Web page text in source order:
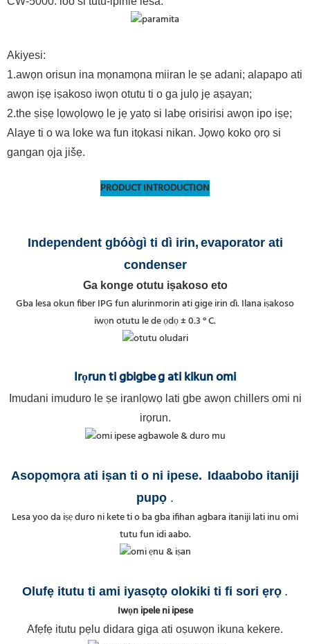
Akiyesi:
1.awọn orisun ina mọnamọna miiran le ṣe adani; alapapo ati
awọn iṣẹ iṣakoso iwọn otutu ti o ga julọ jẹ aṣayan;
2.the ṣiṣẹ lọwọlọwọ le jẹ yatọ si labẹ orisirisi awọn ipo iṣẹ;
Alaye ti o wa loke wa fun itọkasi nikan. Jọwọ koko ọrọ si
gangan ọja jišẹ.
PRODUCT INTRODUCTION
Independent gbóògì ti dì irin, evaporator ati
condenser
Ga konge otutu iṣakoso eto
Gba lesa okun fiber IPG fun alurinmorin ati gige irin dì. Ilana iṣakoso
iwọn otutu le de ọdọ ± 0.3 ° C.
Irọrun ti gbigbeg ati kikun omi
Imudani imuduro le ṣe iranlọwọ lati gbe awọn chillers omi ni
irọrun.
Asopọmọra ati iṣan ti o ni ipese. Idaabobo itaniji
pupọ .
Lesa yoo da iṣẹ duro ni kete ti o ba gba ifihan agbara itaniji lati inu omi
tutu fun idi aabo.
Olufẹ itutu ti ami iyasọtọ olokiki ti fi sori ẹrọ .
Iwọn ipele ni ipese
Afẹfẹ itutu pẹlu didara giga ati oṣuwọn ikuna kekere.